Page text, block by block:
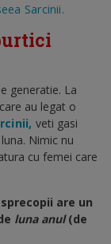
Sarcinii.
generatie. La
au legat o
veti gasi
Nimic nu
cu femei care
are un
luna anul (de